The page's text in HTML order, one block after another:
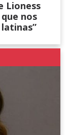
Lioness
nos